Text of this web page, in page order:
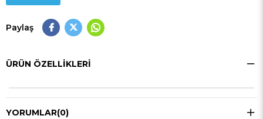
Paylaş
ÜRÜN ÖZELLIKLERI
YORUMLAR(0)